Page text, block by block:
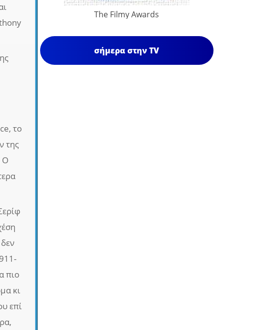
το
της
Ο
πιο
κι
επί
The Filmy Awards
σήμερα στην TV